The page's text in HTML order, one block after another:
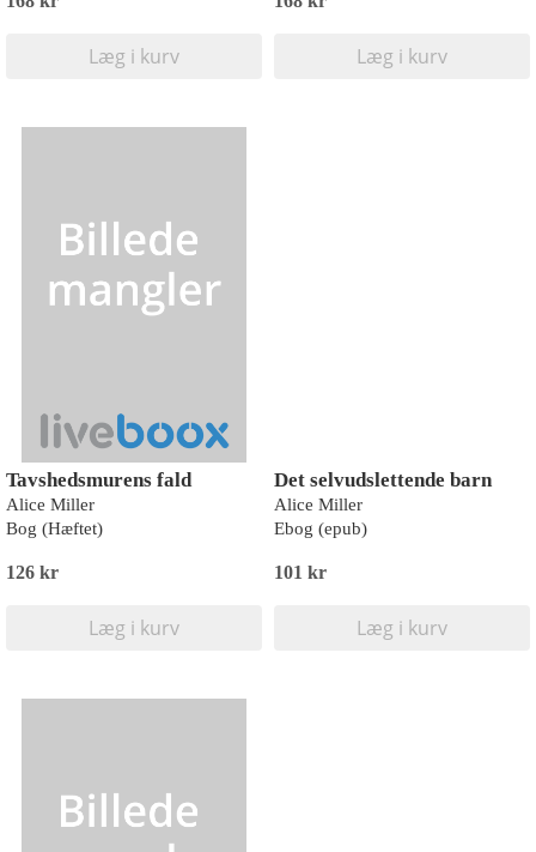
Læg i kurv Læg i kurv
Tavshedsmurens fald
Alice Miller
Bog (Hæftet)
126 kr
Læg i kurv
Det selvudslettende barn
Alice Miller
Ebog (epub)
101 kr
Læg i kurv